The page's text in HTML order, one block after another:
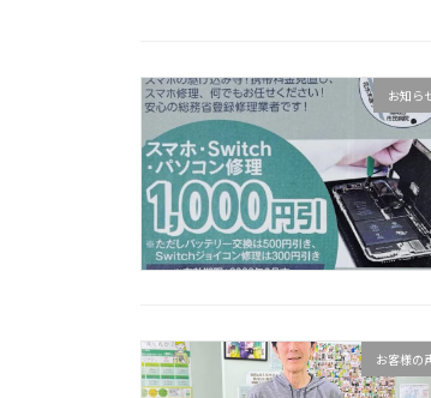
お知ら
お客様の